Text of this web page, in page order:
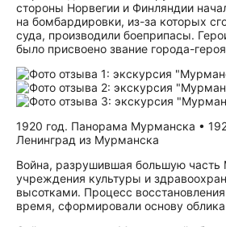
стороны Норвегии и Финляндии
на бомбардировки, из-за которых
суда, производили боеприпасы.
было присвоено звание города-
1920 год. Панорама Мурманска •
Ленинград из Мурманска
Война, разрушившая большую часть
учреждения культуры и
высотками. Процесс
время, сформировали основу